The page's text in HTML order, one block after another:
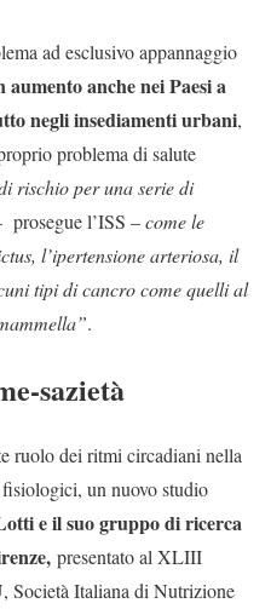
ad esclusivo appannaggio
aumento anche nei Paesi a
negli insediamenti urbani,
problema di salute
rischio per una serie di
prosegue l’ISS –come le
l’ipertensione arteriosa, il
tipi di cancro come quelli al
.
sazietà
ruolo dei ritmi circadiani nella
un nuovo studio
e il suo gruppo di ricerca
presentato al XLIII
Società Italiana di Nutrizione